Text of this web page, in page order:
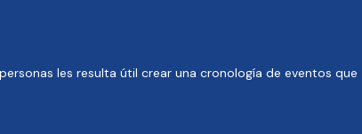
les resulta útil crear una cronología de eventos que